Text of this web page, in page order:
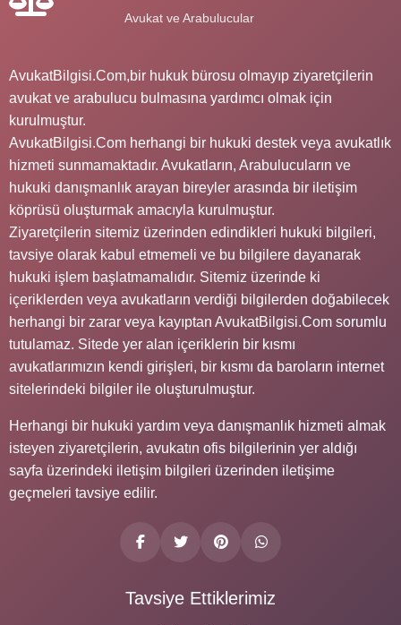
Avukat ve Arabulucular
AvukatBilgisi.Com,bir hukuk bürosu olmayıp ziyaretçilerin
avukat ve arabulucu bulmasına yardımcı olmak için
kurulmuştur.
AvukatBilgisi.Com herhangi bir hukuki destek veya avukatlık
hizmeti sunmamaktadır. Avukatların, Arabulucuların ve
hukuki danışmanlık arayan bireyler arasında bir iletişim
köprüsü oluşturmak amacıyla kurulmuştur.
Ziyaretçilerin sitemiz üzerinden edindikleri hukuki bilgileri,
tavsiye olarak kabul etmemeli ve bu bilgilere dayanarak
hukuki işlem başlatmamalıdır. Sitemiz üzerinde ki
içeriklerden veya avukatların verdiği bilgilerden doğabilecek
herhangi bir zarar veya kayıptan AvukatBilgisi.Com sorumlu
tutulamaz. Sitede yer alan içeriklerin bir kısmı
avukatlarımızın kendi girişleri, bir kısmı da baroların internet
sitelerindeki bilgiler ile oluşturulmuştur.
Herhangi bir hukuki yardım veya danışmanlık hizmeti almak
isteyen ziyaretçilerin, avukatın ofis bilgilerinin yer aldığı
sayfa üzerindeki iletişim bilgileri üzerinden iletişime
geçmeleri tavsiye edilir.
Tavsiye Ettiklerimiz